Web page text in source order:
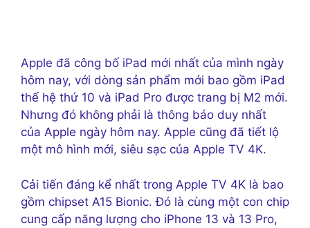
Apple đã công bố iPad mới nhất của mình ngày
hôm nay, với dòng sản phẩm mới bao gồm iPad
thế hệ thứ 10 và iPad Pro được trang bị M2 mới.
Nhưng đó không phải là thông báo duy nhất
của Apple ngày hôm nay. Apple cũng đã tiết lộ
một mô hình mới, siêu sạc của Apple TV 4K.
Cải tiến đáng kể nhất trong Apple TV 4K là bao
gồm chipset A15 Bionic. Đó là cùng một con chip
cung cấp năng lượng cho iPhone 13 và 13 Pro,